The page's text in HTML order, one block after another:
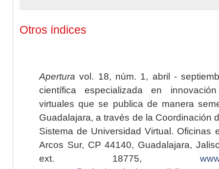
Otros índices
Apertura vol. 18, núm. 1, abril -
científica especializada en
virtuales que se publica de manera
Guadalajara, a través de la Coordinación
Sistema de Universidad Virtual. Oficinas
Arcos Sur, CP 44140, Guadalajara,
ext. 18775,